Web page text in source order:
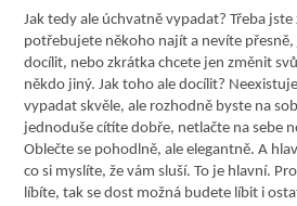
Jak tedy ale úchvatně vypadat? Třeba
potřebujete někoho najít a nevíte
docílit, nebo zkrátka chcete jen změnit
někdo jiný. Jak toho ale docílit?
vypadat skvěle, ale rozhodně byste na
jednoduše cítíte dobře, netlačte na sebe
Oblečte se pohodlně, ale elegantně. A
co si myslíte, že vám sluší. To je hlavní.
líbíte, tak se dost možná budete líbit i